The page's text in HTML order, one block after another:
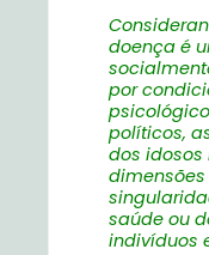
doença é
por
políticos,
dos
saúde ou
indivíduos